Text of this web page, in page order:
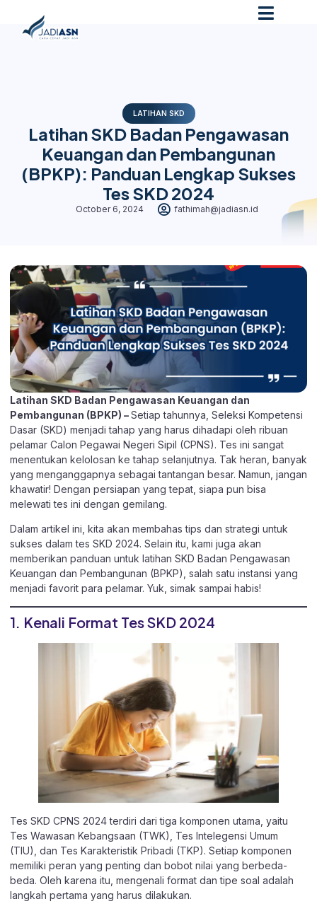
LATIHAN SKD
Latihan SKD Badan Pengawasan
Keuangan dan Pembangunan
(BPKP): Panduan Lengkap Sukses
Tes SKD 2024
October 6, 2024 fathimah@jadiasn.id
Latihan SKD Badan Pengawasan Keuangan dan
Pembangunan (BPKP) –Setiap tahunnya, Seleksi Kompetensi
Dasar (SKD) menjadi tahap yang harus dihadapi oleh ribuan
pelamar Calon Pegawai Negeri Sipil (CPNS). Tes ini sangat
menentukan kelolosan ke tahap selanjutnya. Tak heran, banyak
yang menganggapnya sebagai tantangan besar. Namun, jangan
khawatir! Dengan persiapan yang tepat, siapa pun bisa
melewati tes ini dengan gemilang.
Dalam artikel ini, kita akan membahas tips dan strategi untuk
sukses dalam tes SKD 2024. Selain itu, kami juga akan
memberikan panduan untuk latihan SKD Badan Pengawasan
Keuangan dan Pembangunan (BPKP), salah satu instansi yang
menjadi favorit para pelamar. Yuk, simak sampai habis!
1. Kenali Format Tes SKD 2024
Tes SKD CPNS 2024 terdiri dari tiga komponen utama, yaitu
Tes Wawasan Kebangsaan (TWK), Tes Intelegensi Umum
(TIU), dan Tes Karakteristik Pribadi (TKP). Setiap komponen
memiliki peran yang penting dan bobot nilai yang berbeda-
beda. Oleh karena itu, mengenali format dan tipe soal adalah
langkah pertama yang harus dilakukan.